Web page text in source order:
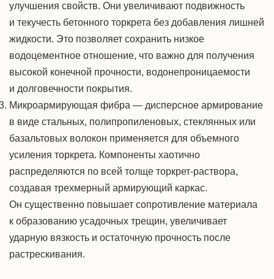
улучшения свойств. Они увеличивают подвижность
и текучесть бетонного торкрета без добавления лишней
жидкости. Это позволяет сохранить низкое
водоцементное отношение, что важно для получения
высокой конечной прочности, водонепроницаемости
и долговечности покрытия.
Микроармирующая фибра — дисперсное армирование
в виде стальных, полипропиленовых, стеклянных или
базальтовых волокон применяется для объемного
усиления торкрета. Компоненты хаотично
распределяются по всей толще торкрет-раствора,
создавая трехмерный армирующий каркас.
Он существенно повышает сопротивление материала
к образованию усадочных трещин, увеличивает
ударную вязкость и остаточную прочность после
растрескивания.